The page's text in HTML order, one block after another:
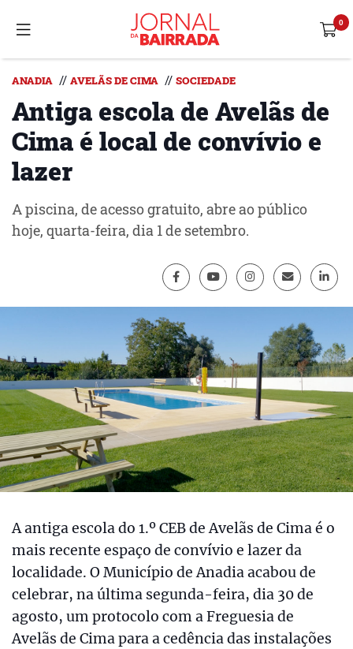
ANADIA // AVELÃS DE CIMA // SOCIEDADE
Antiga escola de Avelãs de
Cima é local de convívio e
lazer
A piscina, de acesso gratuito, abre ao público
hoje, quarta-feira, dia 1 de setembro.
A antiga escola do 1.º CEB de Avelãs de Cima é o
mais recente espaço de convívio e lazer da
localidade. O Município de Anadia acabou de
celebrar, na última segunda-feira, dia 30 de
agosto, um protocolo com a Freguesia de
Avelãs de Cima para a cedência das instalações